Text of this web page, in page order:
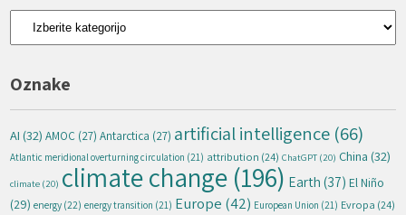
Kategorije
Oznake
AI (32) AMOC (27) Antarctica (27) artificial intelligence (66)
Atlantic meridional overturning circulation (21) attribution (24) ChatGPT (20) China (32)
climate (20) climate change (196) Earth (37) El Niño
(29) energy (22) energy transition (21) Europe (42) European Union (21) Evropa (24)